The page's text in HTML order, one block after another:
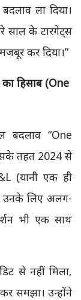
ला दिया।
साल के टारगेट्स
कर दिया।”
हिसाब (One
बदलाव “One
तहत 2024 से
(यानी एक ही
उनके लिए अलग-
भी एक साथ
से नहीं मिला,
समझा। उन्होंने